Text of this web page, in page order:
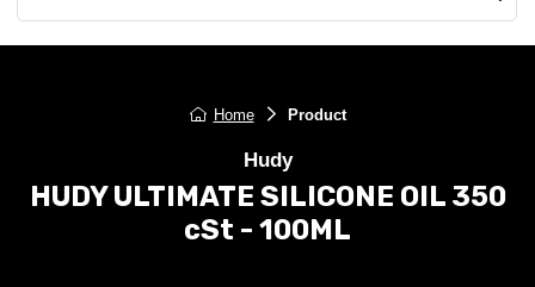
Home Product
Hudy
HUDY ULTIMATE SILICONE OIL 350
cSt - 100ML